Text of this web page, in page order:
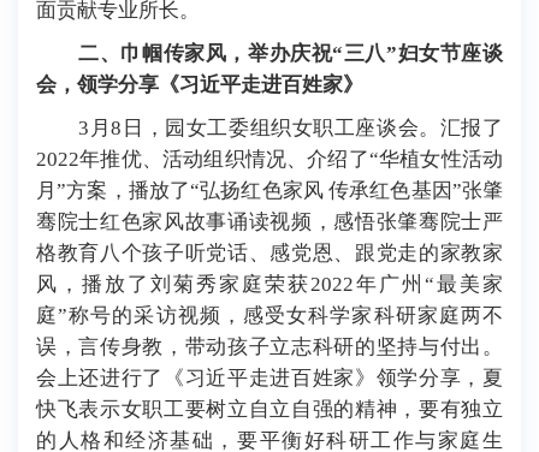
面贡献专业所长。
二、巾帼传家风，举办庆祝“三八”妇女节座谈
会，领学分享《习近平走进百姓家》
3月8日，园女工委组织女职工座谈会。汇报了
2022年推优、活动组织情况、介绍了“华植女性活动
月”方案，播放了“弘扬红色家风 传承红色基因”张肇
骞院士红色家风故事诵读视频，感悟张肇骞院士严
格教育八个孩子听党话、感党恩、跟党走的家教家
风，播放了刘菊秀家庭荣获2022年广州“最美家
庭”称号的采访视频，感受女科学家科研家庭两不
误，言传身教，带动孩子立志科研的坚持与付出。
会上还进行了《习近平走进百姓家》领学分享，夏
快飞表示女职工要树立自立自强的精神，要有独立
的人格和经济基础，要平衡好科研工作与家庭生